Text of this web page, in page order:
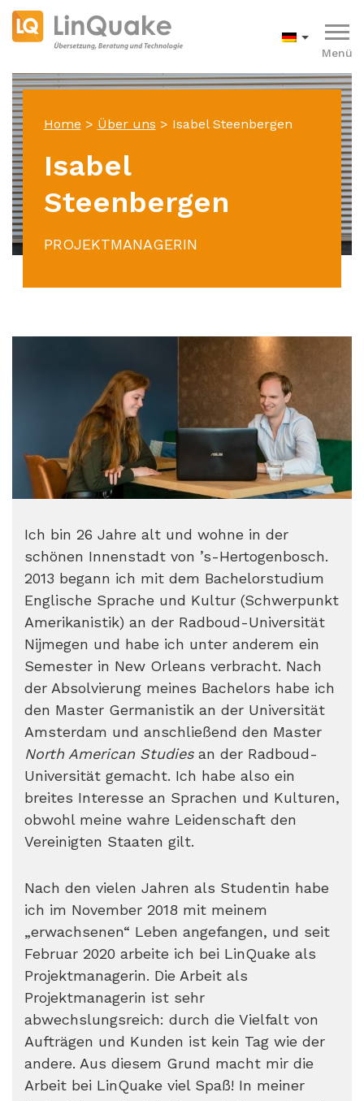
Menü
Home > Über uns > Isabel Steenbergen
Isabel
Steenbergen
PROJEKTMANAGERIN
Ich bin 26 Jahre alt und wohne in der
schönen Innenstadt von ’s-Hertogenbosch.
2013 begann ich mit dem Bachelorstudium
Englische Sprache und Kultur (Schwerpunkt
Amerikanistik) an der Radboud-Universität
Nijmegen und habe ich unter anderem ein
Semester in New Orleans verbracht. Nach
der Absolvierung meines Bachelors habe ich
den Master Germanistik an der Universität
Amsterdam und anschließend den Master
North American Studiesan der Radboud-
Universität gemacht. Ich habe also ein
breites Interesse an Sprachen und Kulturen,
obwohl meine wahre Leidenschaft den
Vereinigten Staaten gilt.
Nach den vielen Jahren als Studentin habe
ich im November 2018 mit meinem
„erwachsenen“ Leben angefangen, und seit
Februar 2020 arbeite ich bei LinQuake als
Projektmanagerin. Die Arbeit als
Projektmanagerin ist sehr
abwechslungsreich: durch die Vielfalt von
Aufträgen und Kunden ist kein Tag wie der
andere. Aus diesem Grund macht mir die
Arbeit bei LinQuake viel Spaß! In meiner